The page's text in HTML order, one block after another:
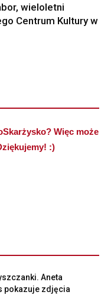
wieloletni
Centrum Kultury w
Więc może
:)
Aneta
pokazuje zdjęcia